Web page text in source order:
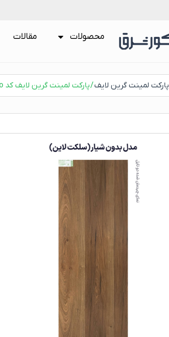
محصولات مقالات
پارکت لمینت گرین لایف/ پارکت لمینت گرین لایف کد Volcano